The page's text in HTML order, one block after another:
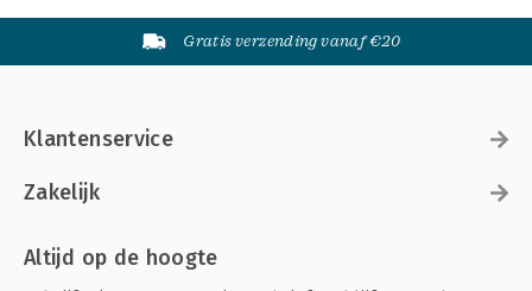
Gratis verzending vanaf €20
Klantenservice
Zakelijk
Altijd op de hoogte